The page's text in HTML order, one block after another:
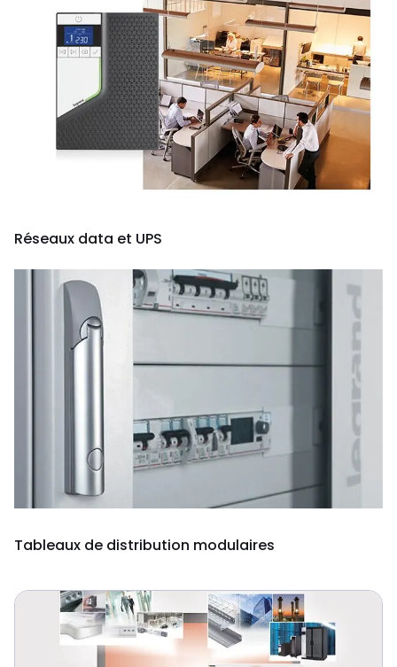
Réseaux data et UPS
Tableaux de distribution modulaires